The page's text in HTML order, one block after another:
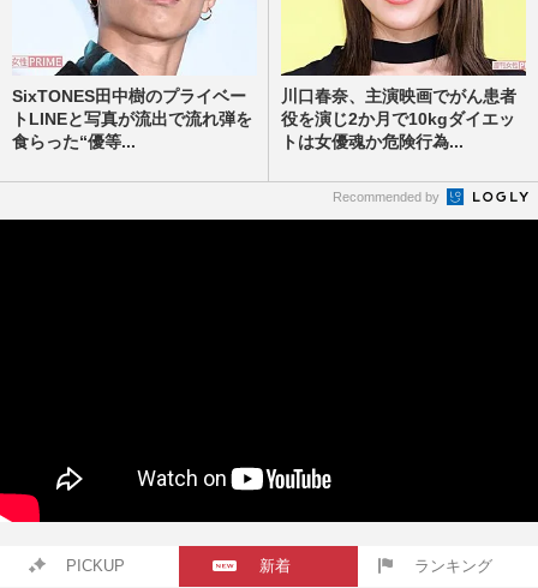
SixTONES田中樹のプライベー
トLINEと写真が流出で流れ弾を
食らった“優等...
川口春奈、主演映画でがん患者
役を演じ2か月で10kgダイエッ
トは女優魂か危険行為...
Recommended by
PICKUP 新着 ランキング